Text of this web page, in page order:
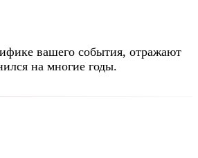
вашего события, отражают
на многие годы.